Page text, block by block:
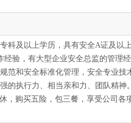
科及以上学历，具有安全A证及以
验，有大型企业安全总监的管理
范和安全标准化管理，安全专业技
的执行力、相当亲和力、团队精神。
，购买五险，包三餐，享受公司各